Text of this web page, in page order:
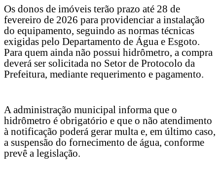
Os donos de imóveis terão prazo até 28 de
fevereiro de 2026 para providenciar a instalação
do equipamento, seguindo as normas técnicas
exigidas pelo Departamento de Água e Esgoto.
Para quem ainda não possui hidrômetro, a compra
deverá ser solicitada no Setor de Protocolo da
Prefeitura, mediante requerimento e pagamento.
A administração municipal informa que o
hidrômetro é obrigatório e que o não atendimento
à notificação poderá gerar multa e, em último caso,
a suspensão do fornecimento de água, conforme
prevê a legislação.